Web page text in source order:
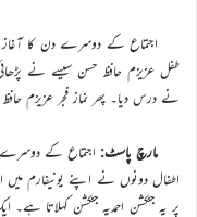
اجتماع کے دوسرے دن کا آغاز
طفل عزیزم حافظ حسن سیسے نے
نے درس دیا۔ پھر نماز فجر عزیزم
مارچ پاسٹ: اجتماع کے دوسرے
اطفال دونوں نے اپنے یونیفارم میں
پر یہ جنکشن احمدیہ جنکشن کہلاتا